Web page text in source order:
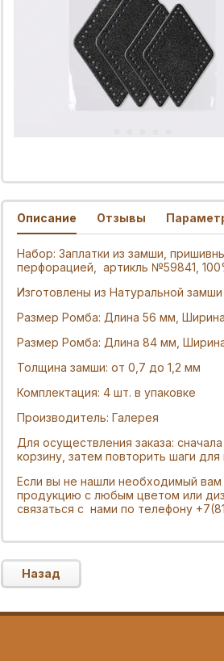
Описание Отзывы
Набор: Заплатки из замши,
перфорацией, артикль №59841,
Изготовлены из Натуральной замши
Размер Ромба: Длина 56 мм,
Размер Ромба: Длина 84 мм,
Толщина замши: от 0,7 до 1,2 мм
Комплектация: 4 шт. в упаковке
Производитель: Галерея
Для осуществления заказа:
корзину, затем повторить шаги
Если вы не нашли необходимый
продукцию с любым цветом или
связаться с нами по телефону
Назад